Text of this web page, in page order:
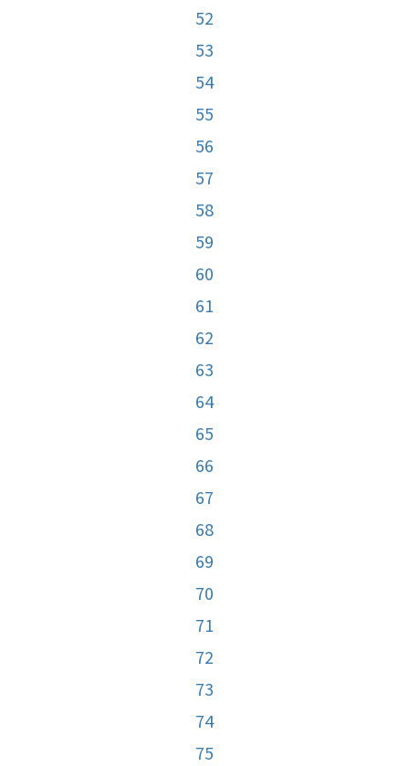
52
53
54
55
56
57
58
59
60
61
62
63
64
65
66
67
68
69
70
71
72
73
74
75